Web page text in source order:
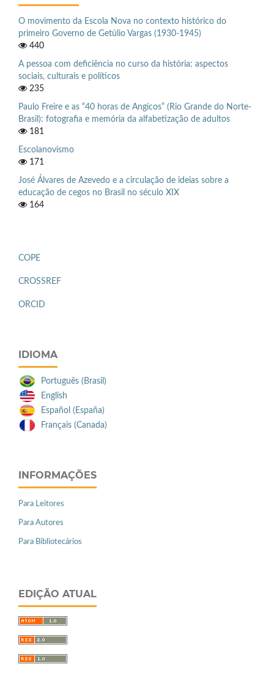
O movimento da Escola Nova no contexto histórico do
primeiro Governo de Getúlio Vargas (1930-1945)
440
A pessoa com deficiência no curso da história: aspectos
sociais, culturais e políticos
235
Paulo Freire e as “40 horas de Angicos” (Rio Grande do Norte-
Brasil): fotografia e memória da alfabetização de adultos
181
Escolanovismo
171
José Álvares de Azevedo e a circulação de ideias sobre a
educação de cegos no Brasil no século XIX
164
COPE
CROSSREF
ORCID
IDIOMA
Português (Brasil)
English
Español (España)
Français (Canada)
INFORMAÇÕES
Para Leitores
Para Autores
Para Bibliotecários
EDIÇÃO ATUAL